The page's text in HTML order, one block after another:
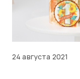
24 августа 2021